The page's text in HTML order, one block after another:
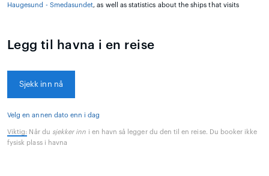
Haugesund - Smedasundet, as well as statistics about the ships that visits
Legg til havna i en reise
Sjekk inn nå
Velg en annen dato enn i dag
Viktig: Når du sjekker inn i en havn så legger du den til en reise. Du booker ikke
fysisk plass i havna